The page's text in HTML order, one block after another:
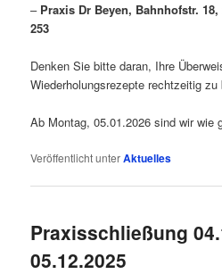
– Praxis Dr Beyen, Bahnhofstr. 18,
253
Denken Sie bitte daran, Ihre
Wiederholungsrezepte rechtzeitig zu
Ab Montag, 05.01.2026 sind wir wie
Veröffentlicht unterAktuelles
Praxisschließung
05.12.2025